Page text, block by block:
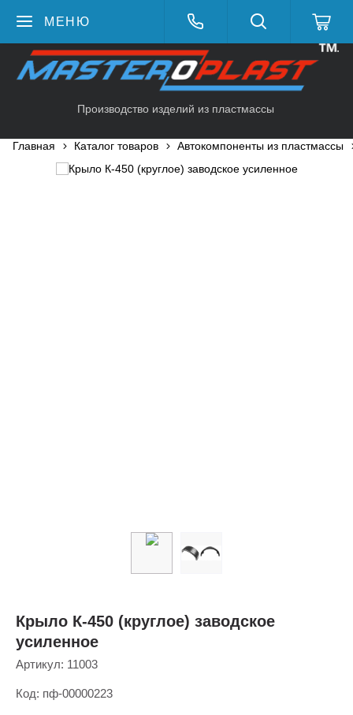
МЕНЮ
Производство изделий из пластмассы
Главная Каталог товаров Автокомпоненты из пластмассы
Крыло К-450 (круглое) заводское
усиленное
Артикул: 11003
Код: пф-00000223